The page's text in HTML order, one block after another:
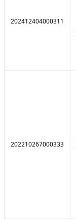
202412404000311
202210267000333